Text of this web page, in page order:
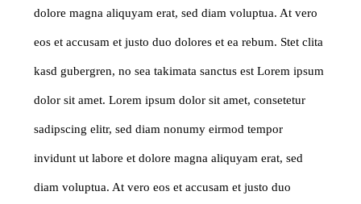
dolore magna aliquyam erat, sed diam voluptua. At vero
eos et accusam et justo duo dolores et ea rebum. Stet clita
kasd gubergren, no sea takimata sanctus est Lorem ipsum
dolor sit amet. Lorem ipsum dolor sit amet, consetetur
sadipscing elitr, sed diam nonumy eirmod tempor
invidunt ut labore et dolore magna aliquyam erat, sed
diam voluptua. At vero eos et accusam et justo duo